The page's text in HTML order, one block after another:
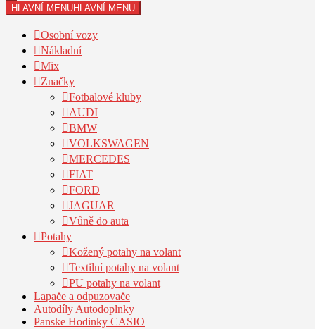
HLAVNÍ MENUHLAVNÍ MENU
Osobní vozy
Nákladní
Mix
Značky
Fotbalové kluby
AUDI
BMW
VOLKSWAGEN
MERCEDES
FIAT
FORD
JAGUAR
Vůně do auta
Potahy
Kožený potahy na volant
Textilní potahy na volant
PU potahy na volant
Lapače a odpuzovače
Autodíly Autodoplnky
Panske Hodinky CASIO